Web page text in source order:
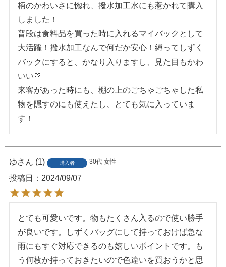
柄のかわいさに惚れ、撥水加工水にも惹かれて購入
しました！
普段は食料品を買った時に入れるマイバックとして
大活躍！撥水加工なんで何だか安心！縛ってしずく
バックにすると、かなり入りますし、見た目もかわ
いい🩷
来客があった時にも、棚の上のごちゃごちゃした私
物を隠すのにも使えたし、とても気に入っていま
す！
ゆ 1 購入者 30代 女性
投稿日 2024/09/07
とても可愛いです。物もたくさん入るので使い勝手
が良いです。しずくバッグにして持っておけば急な
雨にもすぐ対応できるのも嬉しいポイントです。も
う何枚か持っておきたいので色違いを買おうかと思